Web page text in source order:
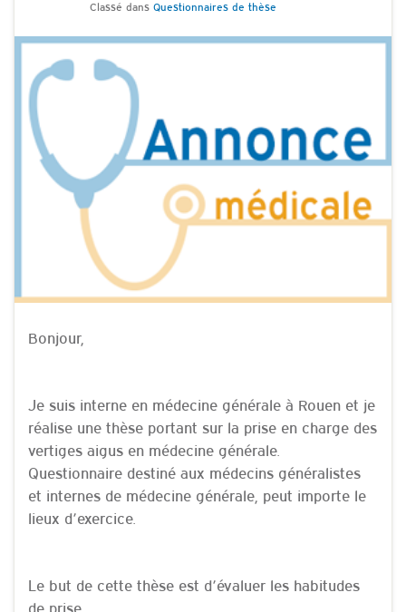
Classé dans Questionnaires de thèse
Bonjour,
Je suis interne en médecine générale à Rouen et je
réalise une thèse portant sur la prise en charge des
vertiges aigus en médecine générale.
Questionnaire destiné aux médecins généralistes
et internes de médecine générale, peut importe le
lieux d’exercice.
Le but de cette thèse est d’évaluer les habitudes
de prise …